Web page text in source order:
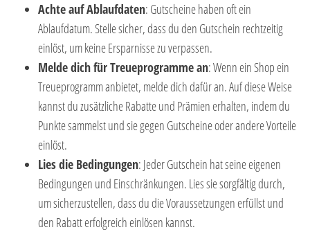
Achte auf Ablaufdaten: Gutscheine haben oft ein
Ablaufdatum. Stelle sicher, dass du den Gutschein rechtzeitig
einlöst, um keine Ersparnisse zu verpassen.
Melde dich für Treueprogramme an: Wenn ein Shop ein
Treueprogramm anbietet, melde dich dafür an. Auf diese Weise
kannst du zusätzliche Rabatte und Prämien erhalten, indem du
Punkte sammelst und sie gegen Gutscheine oder andere Vorteile
einlöst.
Lies die Bedingungen: Jeder Gutschein hat seine eigenen
Bedingungen und Einschränkungen. Lies sie sorgfältig durch,
um sicherzustellen, dass du die Voraussetzungen erfüllst und
den Rabatt erfolgreich einlösen kannst.